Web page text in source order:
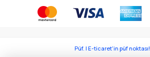
Püf. | E-ticaret'in püf noktası!